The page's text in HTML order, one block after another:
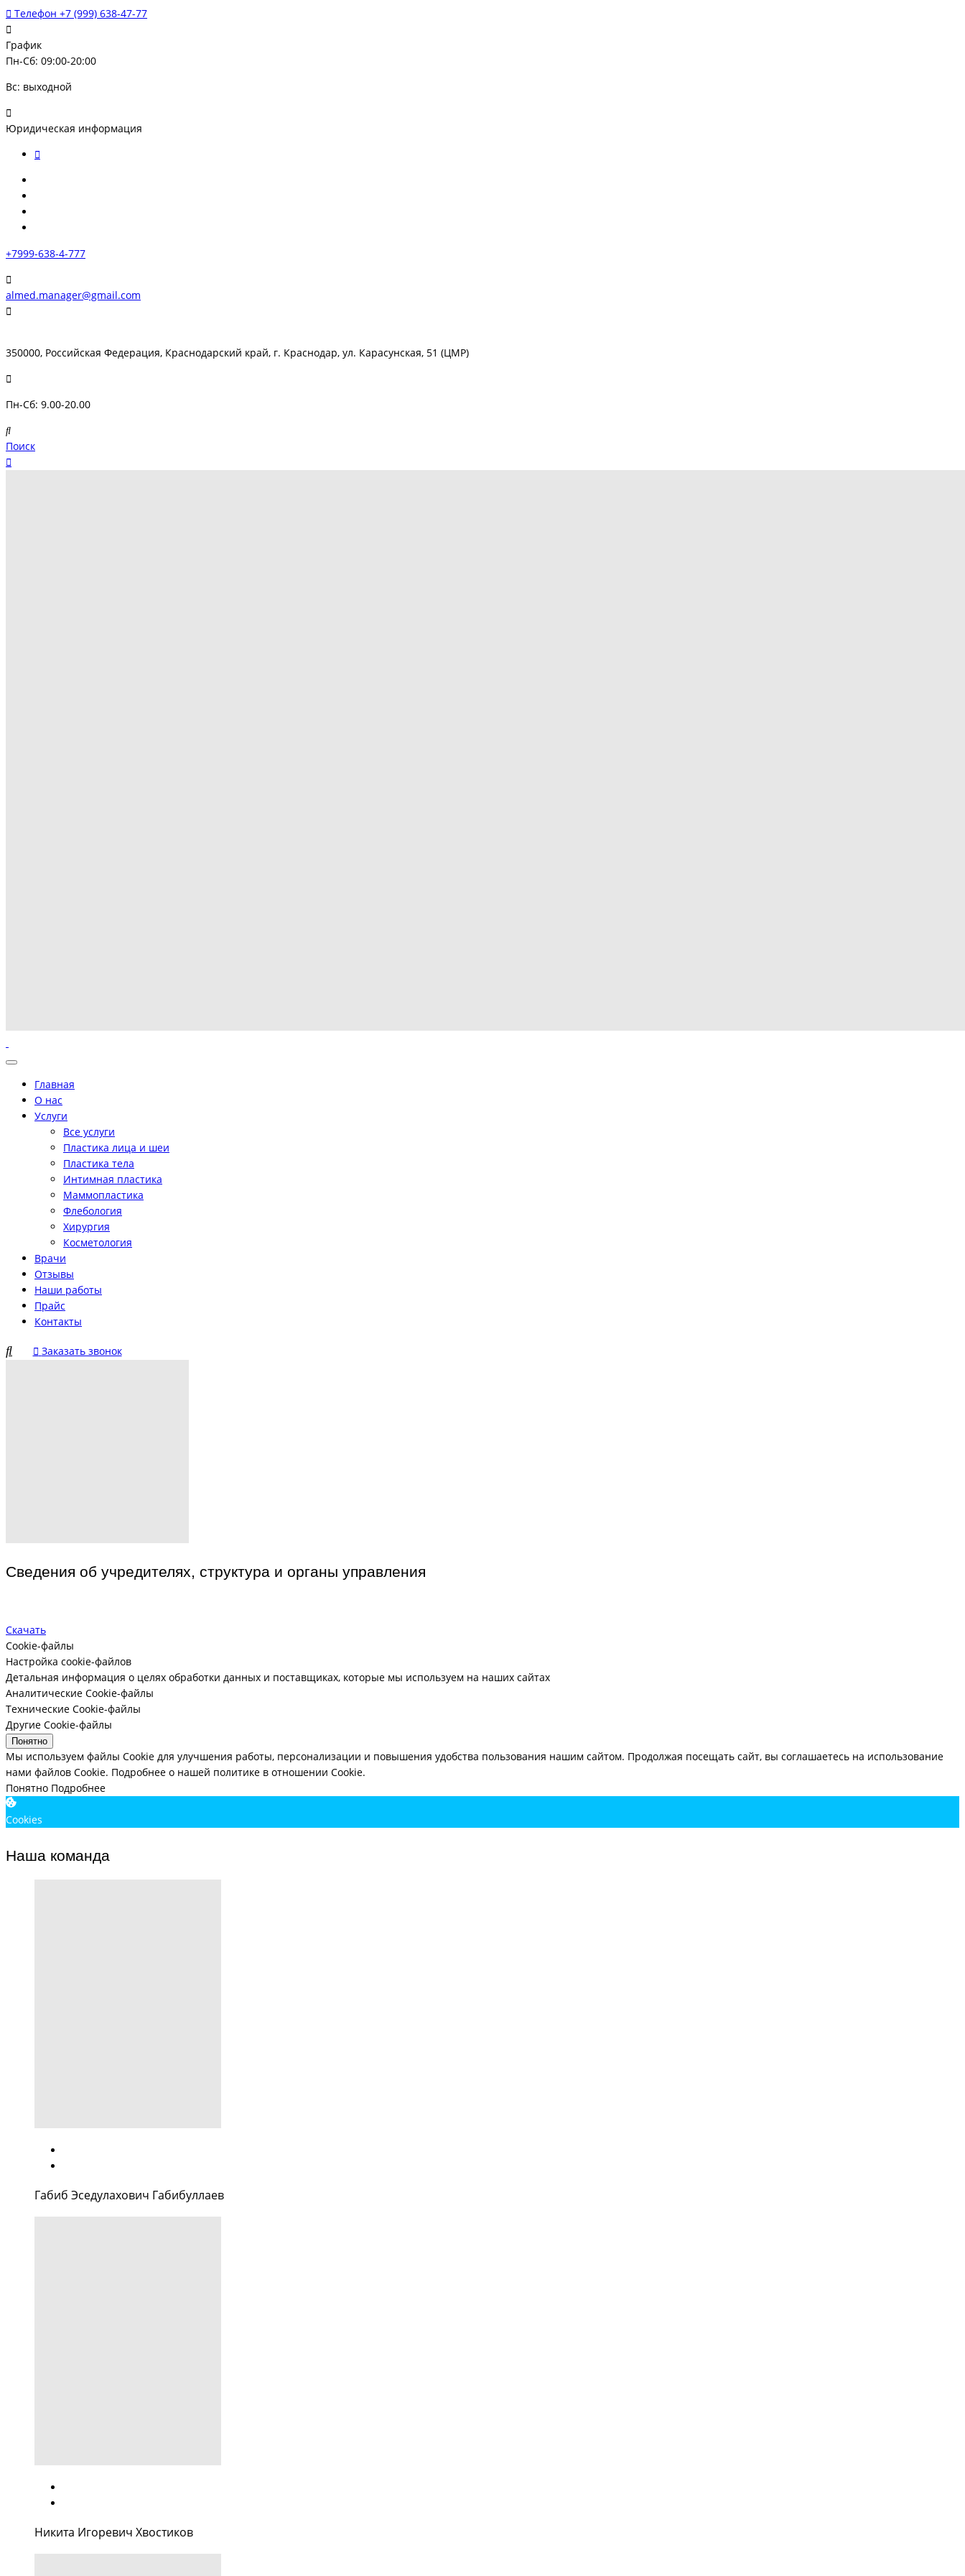
Телефон +7 (999) 638-47-77
График
Пн-Сб: 09:00-20:00
Вс: выходной
Юридическая информация
+7999-638-4-777
almed.manager@gmail.com
350000, Российская Федерация, Краснодарский край, г. Краснодар, ул. Карасунская, 51 (ЦМР)
Пн-Сб: 9.00-20.00
Поиск
Главная
О нас
Услуги
Все услуги
Пластика лица и шеи
Пластика тела
Интимная пластика
Маммопластика
Флебология
Хирургия
Косметология
Врачи
Отзывы
Наши работы
Прайс
Контакты
Заказать звонок
Сведения об учредителях, структура и органы управления
Скачать
Cookie-файлы
Настройка cookie-файлов
Детальная информация о целях обработки данных и поставщиках, которые мы используем на наших сайтах
Аналитические Cookie-файлы
Технические Cookie-файлы
Другие Cookie-файлы
Понятно
Мы используем файлы Cookie для улучшения работы, персонализации и повышения удобства пользования нашим сайтом. Продолжая посещать сайт, вы соглашаетесь на использование
нами файлов Cookie. Подробнее о нашей политике в отношении Cookie.
Понятно Подробнее
Cookies
Наша команда
Габиб Эседулахович Габибуллаев
Никита Игоревич Хвостиков